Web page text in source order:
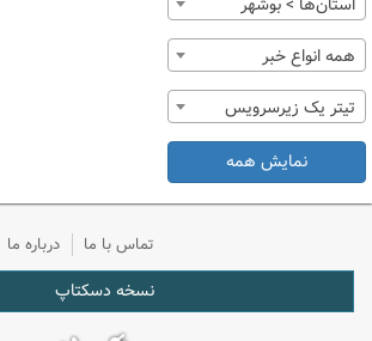
همه انواع خبر
تیتر یک زیرسرویس
نمایش همه
تماس با ما درباره ما
نسخه دسکتاپ